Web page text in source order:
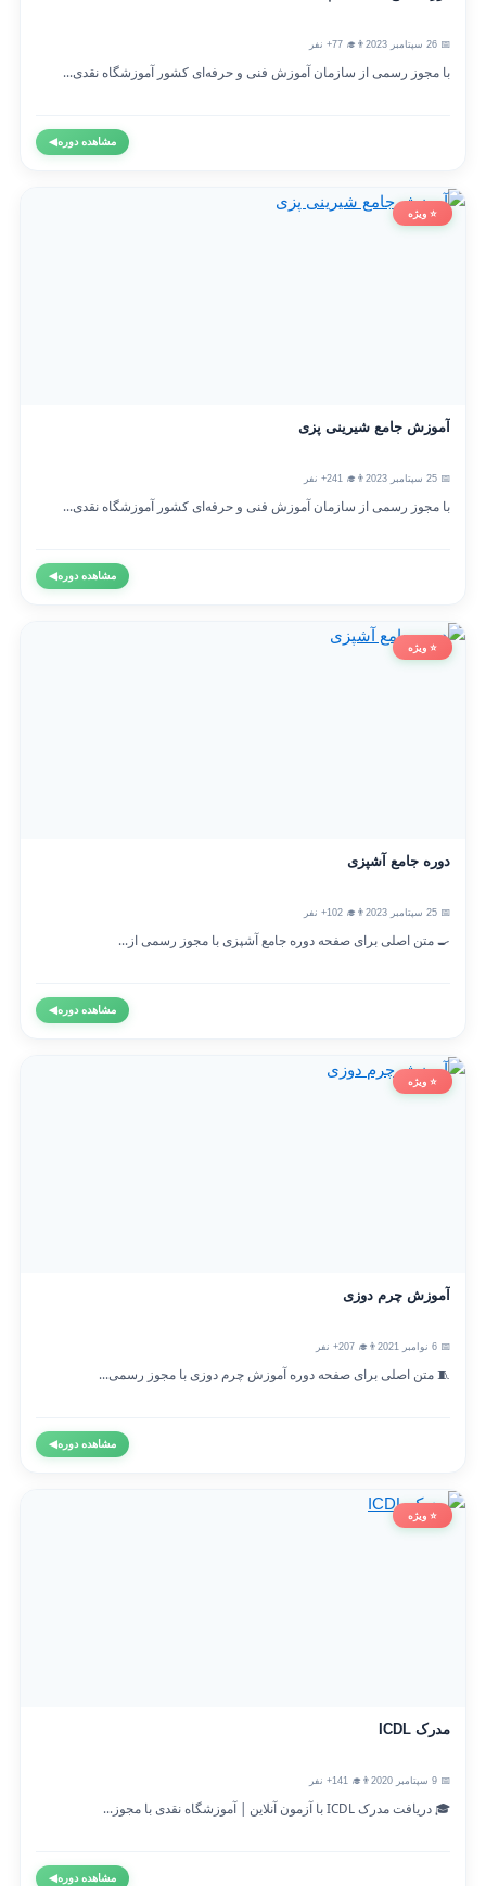
👨‍🎓 77+ نفر
با مجوز رسمی از سازمان آموزش فنی و حرفه‌ای کشور آموزشگاه نقدی...
مشاهده دوره◀
⭐ ویژه
آموزش جامع شیرینی پزی
👨‍🎓 241+ نفر
با مجوز رسمی از سازمان آموزش فنی و حرفه‌ای کشور آموزشگاه نقدی...
مشاهده دوره◀
⭐ ویژه
دوره جامع آشپزی
👨‍🎓 102+ نفر
🍳 متن اصلی برای صفحه دوره جامع آشپزی با مجوز رسمی از...
مشاهده دوره◀
⭐ ویژه
آموزش چرم دوزی
👨‍🎓 207+ نفر
🧵 متن اصلی برای صفحه دوره آموزش چرم دوزی با مجوز رسمی...
مشاهده دوره◀
⭐ ویژه
مدرک ICDL
👨‍🎓 141+ نفر
🎓 دریافت مدرک ICDL با آزمون آنلاین | آموزشگاه نقدی با مجوز...
مشاهده دوره◀